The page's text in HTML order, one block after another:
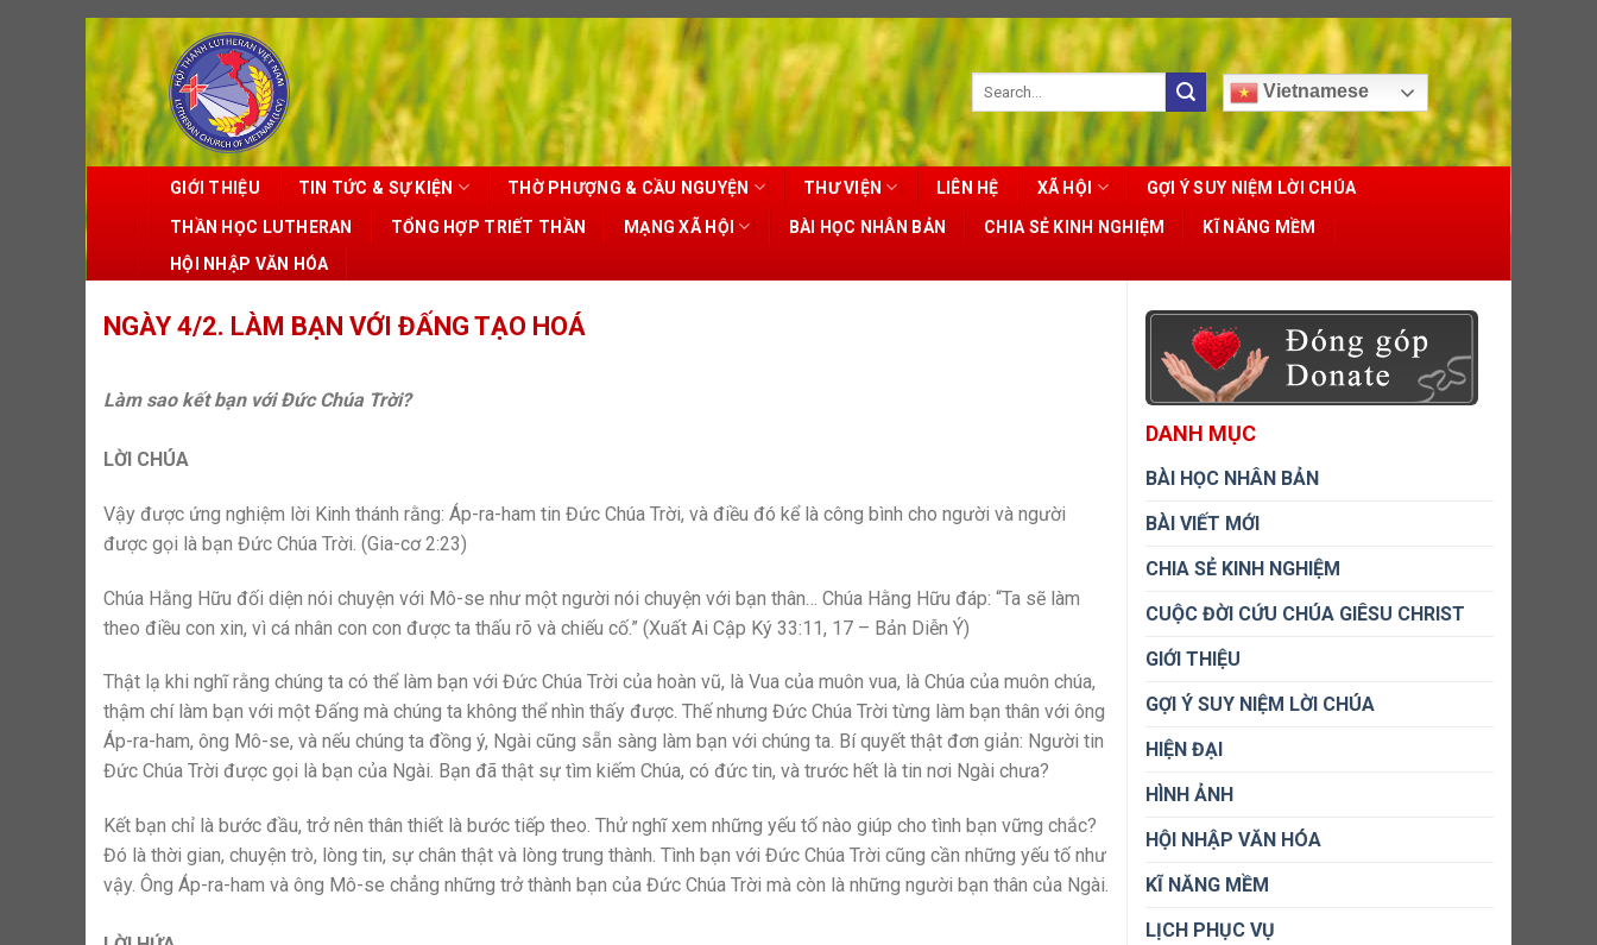
Skip
to
content
Vietnamese
GIỚI THIỆU TIN TỨC & SỰ KIỆN THỜ PHƯỢNG & CẦU NGUYỆN THƯ VIỆN LIÊN HỆ XÃ HỘI GỢI Ý SUY NIỆM LỜI CHÚA
THẦN HỌC LUTHERAN TỔNG HỢP TRIẾT THẦN MẠNG XÃ HỘI BÀI HỌC NHÂN BẢN CHIA SẺ KINH NGHIỆM
KĨ NĂNG MỀM
HỘI NHẬP VĂN HÓA
NGÀY 4/2. LÀM BẠN VỚI ĐẤNG TẠO HOÁ
Làm sao kết bạn với Đức Chúa Trời?
LỜI CHÚA
Vậy được ứng nghiệm lời Kinh thánh rằng: Áp-ra-ham tin Đức Chúa Trời, và điều đó kể là công bình cho người và người
được gọi là bạn Đức Chúa Trời. (Gia-cơ 2:23)
Chúa Hằng Hữu đối diện nói chuyện với Mô-se như một người nói chuyện với bạn thân… Chúa Hằng Hữu đáp: “Ta sẽ làm
theo điều con xin, vì cá nhân con con được ta thấu rõ và chiếu cố.” (Xuất Ai Cập Ký 33:11, 17 – Bản Diễn Ý)
Thật lạ khi nghĩ rằng chúng ta có thể làm bạn với Đức Chúa Trời của hoàn vũ, là Vua của muôn vua, là Chúa của muôn chúa,
thậm chí làm bạn với một Đấng mà chúng ta không thể nhìn thấy được. Thế nhưng Đức Chúa Trời từng làm bạn thân với ông
Áp-ra-ham, ông Mô-se, và nếu chúng ta đồng ý, Ngài cũng sẵn sàng làm bạn với chúng ta. Bí quyết thật đơn giản: Người tin
Đức Chúa Trời được gọi là bạn của Ngài. Bạn đã thật sự tìm kiếm Chúa, có đức tin, và trước hết là tin nơi Ngài chưa?
Kết bạn chỉ là bước đầu, trở nên thân thiết là bước tiếp theo. Thử nghĩ xem những yếu tố nào giúp cho tình bạn vững chắc?
Đó là thời gian, chuyện trò, lòng tin, sự chân thật và lòng trung thành. Tình bạn với Đức Chúa Trời cũng cần những yếu tố như
vậy. Ông Áp-ra-ham và ông Mô-se chẳng những trở thành bạn của Đức Chúa Trời mà còn là những người bạn thân của Ngài.
DANH MỤC
BÀI HỌC NHÂN BẢN
BÀI VIẾT MỚI
CHIA SẺ KINH NGHIỆM
CUỘC ĐỜI CỨU CHÚA GIÊSU CHRIST
GIỚI THIỆU
GỢI Ý SUY NIỆM LỜI CHÚA
HIỆN ĐẠI
HÌNH ẢNH
HỘI NHẬP VĂN HÓA
KĨ NĂNG MỀM
LỊCH PHỤC VỤ